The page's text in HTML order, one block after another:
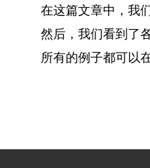
在这篇文章中，我
然后，我们看到了
所有的例子都可以